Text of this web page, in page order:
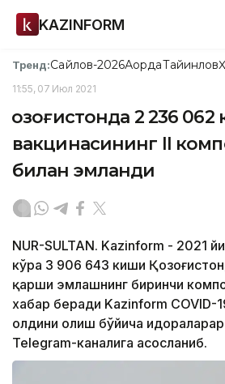
KAZINFORM
Тренд:Сайлов-2026АқордаТайинлов
11:55, 07 Июл 2021
Қозоғистонда 2 236
вакцинасининг II
билан эмланди
NUR-SULTAN. Kazinform - 2021
кўра 3 906 643 киши
қарши эмлашнинг биринчи
хабар беради Kazinform COVID-
олдини олиш бўйича
Telegram-каналига асосланиб.